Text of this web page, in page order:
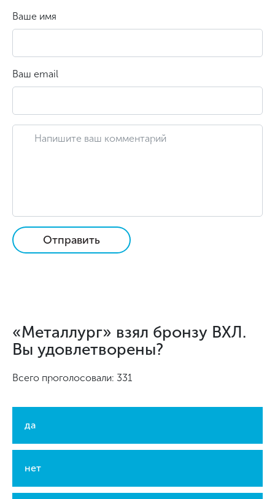
Ваше имя
Ваш email
Отправить
«Металлург» взял бронзу ВХЛ.
Вы удовлетворены?
Всего проголосовали: 331
да
нет